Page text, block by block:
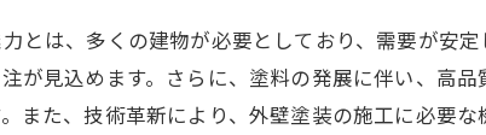
とは、多くの建物が必要としており、需要が安
が見込めます。さらに、塗料の発展に伴い、高
また、技術革新により、外壁塗装の施工に必要